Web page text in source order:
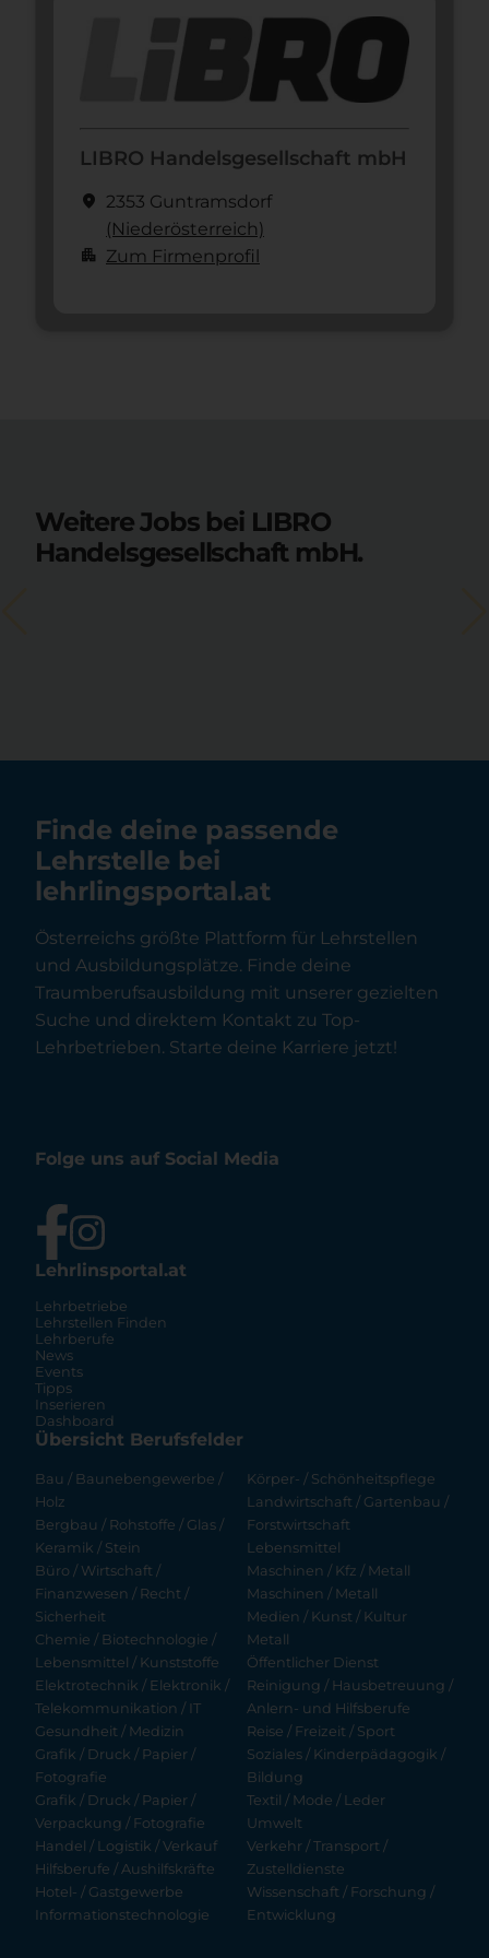
LIBRO Handelsgesellschaft mbH
location_on 2353 Guntramsdorf
(Nieder­österreich)
apartment Zum Firmenprofil
Weitere Jobs bei LIBRO
Handelsgesellschaft mbH.
Finde deine passende
Lehrstelle bei
lehrlingsportal.at
Österreichs größte Plattform für Lehrstellen
und Ausbildungsplätze. Finde deine
Traumberufsausbildung mit unserer gezielten
Suche und direktem Kontakt zu Top-
Lehrbetrieben. Starte deine Karriere jetzt!
Folge uns auf Social Media
Lehrlinsportal.at
Lehrbetriebe
Lehrstellen Finden
Lehrberufe
News
Events
Tipps
Inserieren
Dashboard
Übersicht Berufsfelder
Bau / Baunebengewerbe /
Holz
Bergbau / Rohstoffe / Glas /
Keramik / Stein
Büro / Wirtschaft /
Finanzwesen / Recht /
Sicherheit
Chemie / Biotechnologie /
Lebensmittel / Kunststoffe
Elektrotechnik / Elektronik /
Telekommunikation / IT
Gesundheit / Medizin
Grafik / Druck / Papier /
Fotografie
Grafik / Druck / Papier /
Verpackung / Fotografie
Handel / Logistik / Verkauf
Hilfsberufe / Aushilfskräfte
Hotel- / Gastgewerbe
Informationstechnologie
Körper- / Schönheitspflege
Landwirtschaft / Gartenbau /
Forstwirtschaft
Lebensmittel
Maschinen / Kfz / Metall
Maschinen / Metall
Medien / Kunst / Kultur
Metall
Öffentlicher Dienst
Reinigung / Hausbetreuung /
Anlern- und Hilfsberufe
Reise / Freizeit / Sport
Soziales / Kinderpädagogik /
Bildung
Textil / Mode / Leder
Umwelt
Verkehr / Transport /
Zustelldienste
Wissenschaft / Forschung /
Entwicklung